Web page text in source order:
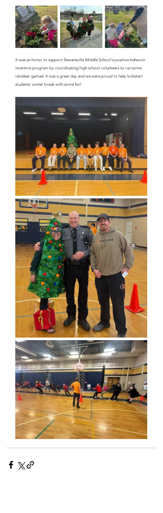
It was an honor to support Stevensville Middle School's positive behavior
incentive program by coordinating high school volunteers to run some
reindeer games! It was a great day and we were proud to help kickstart
students' winter break with some fun!